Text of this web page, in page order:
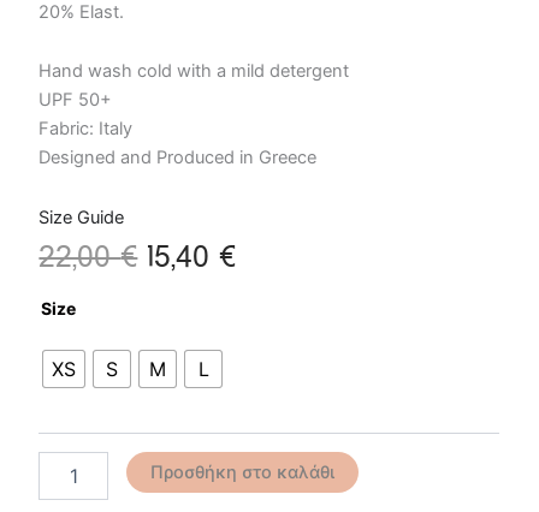
20% Elast.
Hand wash cold with a mild detergent
UPF 50+
Fabric: Italy
Designed and Produced in Greece
Size Guide
22,00€ 15,40€
Size
XS S M L
Makena
Black
Highwaisted
Bottom
ποσότητα
Προσθήκη στο καλάθι